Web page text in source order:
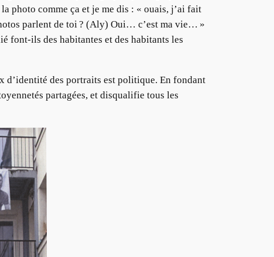
photo comme ça et je me dis : « ouais, j’ai fait
parlent de toi ? (Aly) Oui… c’est ma vie… »
font-ils des habitantes et des habitants les
d’identité des portraits est politique. En fondant
partagées, et disqualifie tous les